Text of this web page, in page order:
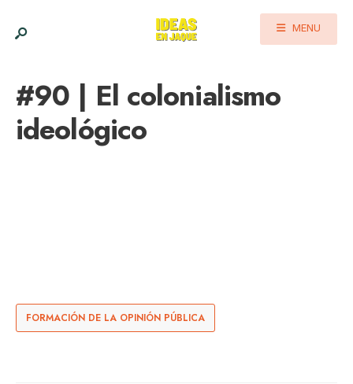
MENU
#90 | El colonialismo
ideológico
FORMACIÓN DE LA OPINIÓN PÚBLICA